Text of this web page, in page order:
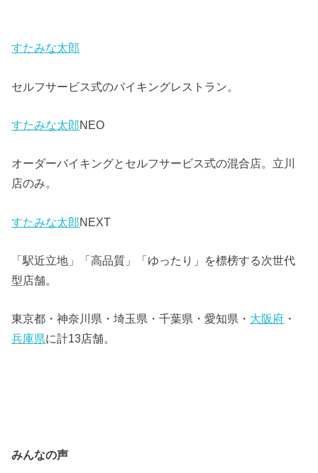
すたみな太郎
セルフサービス式のバイキングレストラン。
すたみな太郎NEO
オーダーバイキングとセルフサービス式の混合店。立川
店のみ。
すたみな太郎NEXT
「駅近立地」「高品質」「ゆったり」を標榜する次世代
型店舗。
東京都・神奈川県・埼玉県・千葉県・愛知県・ 大阪府 ・
兵庫県に計13店舗。
みんなの声